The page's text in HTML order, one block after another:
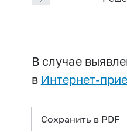
В случае
в Интернет-
Сохранить в PDF